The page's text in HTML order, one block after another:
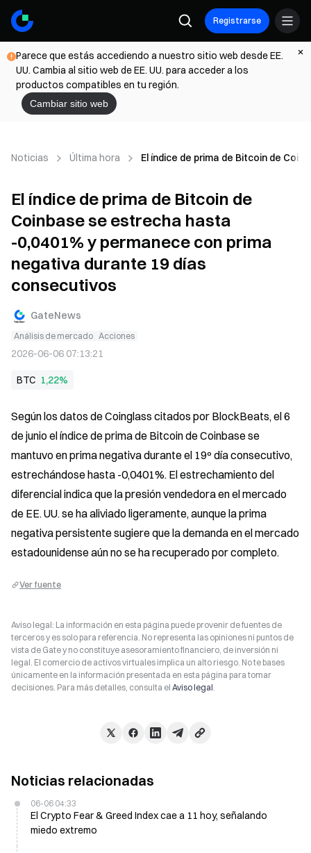
Registrarse
Parece que estás accediendo a nuestro sitio web desde EE.
UU. Cambia al sitio web de EE. UU. para acceder a los
productos compatibles en tu región.
Cambiar sitio web
Noticias Última hora El índice de prima de Bitcoin de
El índice de prima de Bitcoin de
Coinbase se estrecha hasta
-0,0401% y permanece con prima
negativa durante 19 días
consecutivos
GateNews
Análisis de mercado Acciones
2026-06-06 07:13:21
BTC 1,22%
Según los datos de Coinglass citados por BlockBeats, el 6
de junio el índice de prima de Bitcoin de Coinbase se
mantuvo en prima negativa durante el 19º día consecutivo,
estrechándose hasta -0,0401%. El estrechamiento del
diferencial indica que la presión vendedora en el mercado
de EE. UU. se ha aliviado ligeramente, aunque la prima
negativa persistente sugiere que la demanda en el mercado
estadounidense aún no se ha recuperado por completo.
Ver fuente
Aviso legal: La información en esta página puede provenir de fuentes de
terceros y es solo para referencia. No representa las opiniones ni puntos de
vista de Gate y no constituye asesoramiento financiero, de inversión ni
legal. El comercio de activos virtuales implica un alto riesgo. No te bases
únicamente en la información presentada en esta página para tomar
decisiones. Para más detalles, consulta el Aviso legal.
Noticias relacionadas
06-06 04:33
El Crypto Fear & Greed Index cae a 11 hoy, señalando
miedo extremo